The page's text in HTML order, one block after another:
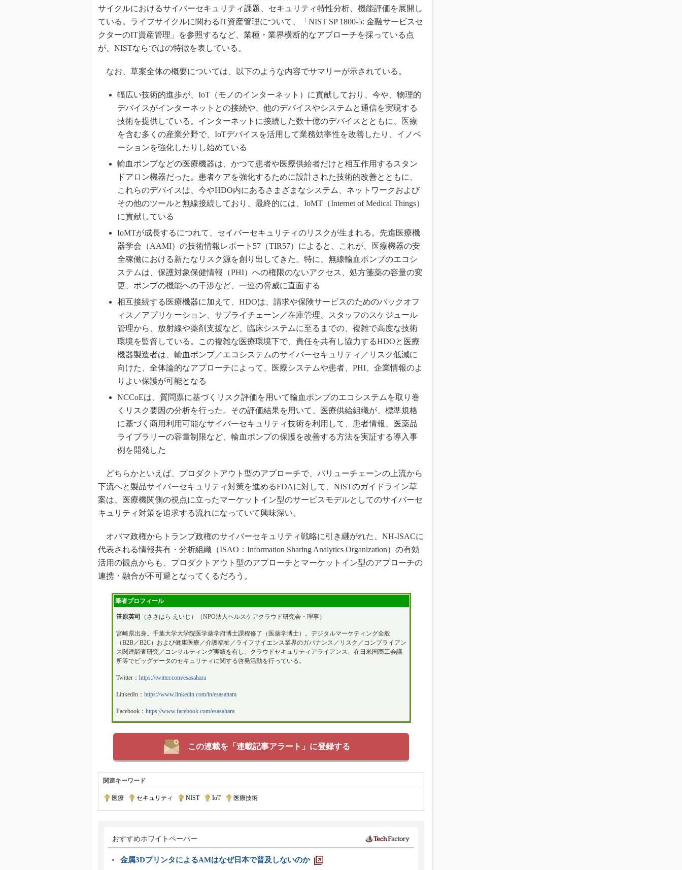
サイクルにおけるサイバーセキュリティ課題、セキュリティ特性分析、機能評価を展開し
ている。ライフサイクルに関わるIT資産管理について、「NIST SP 1800-5: 金融サービスセ
クターのIT資産管理」を参照するなど、業種・業界横断的なアプローチを採っている点
が、NISTならではの特徴を表している。
なお、草案全体の概要については、以下のような内容でサマリーが示されている。
幅広い技術的進歩が、IoT（モノのインターネット）に貢献しており、今や、物理的
デバイスがインターネットとの接続や、他のデバイスやシステムと通信を実現する
技術を提供している。インターネットに接続した数十億のデバイスとともに、医療
を含む多くの産業分野で、IoTデバイスを活用して業務効率性を改善したり、イノベ
ーションを強化したりし始めている
輸血ポンプなどの医療機器は、かつて患者や医療供給者だけと相互作用するスタン
ドアロン機器だった。患者ケアを強化するために設計された技術的改善とともに、
これらのデバイスは、今やHDO内にあるさまざまなシステム、ネットワークおよび
その他のツールと無線接続しており、最終的には、IoMT（Internet of Medical Things）
に貢献している
IoMTが成長するにつれて、セイバーセキュリティのリスクが生まれる。先進医療機
器学会（AAMI）の技術情報レポート57（TIR57）によると、これが、医療機器の安
全稼働における新たなリスク源を創り出してきた。特に、無線輸血ポンプのエコシ
ステムは、保護対象保健情報（PHI）への権限のないアクセス、処方箋薬の容量の変
更、ポンプの機能への干渉など、一連の脅威に直面する
相互接続する医療機器に加えて、HDOは、請求や保険サービスのためのバックオフ
ィス／アプリケーション、サプライチェーン／在庫管理、スタッフのスケジュール
管理から、放射線や薬剤支援など、臨床システムに至るまでの、複雑で高度な技術
環境を監督している。この複雑な医療環境下で、責任を共有し協力するHDOと医療
機器製造者は、輸血ポンプ／エコシステムのサイバーセキュリティ／リスク低減に
向けた、全体論的なアプローチによって、医療システムや患者、PHI、企業情報のよ
りよい保護が可能となる
NCCoEは、質問票に基づくリスク評価を用いて輸血ポンプのエコシステムを取り巻
くリスク要因の分析を行った。その評価結果を用いて、医療供給組織が、標準規格
に基づく商用利用可能なサイバーセキュリティ技術を利用して、患者情報、医薬品
ライブラリーの容量制限など、輸血ポンプの保護を改善する方法を実証する導入事
例を開発した
どちらかといえば、プロダクトアウト型のアプローチで、バリューチェーンの上流から
下流へと製品サイバーセキュリティ対策を進めるFDAに対して、NISTのガイドライン草
案は、医療機関側の視点に立ったマーケットイン型のサービスモデルとしてのサイバーセ
キュリティ対策を追求する流れになっていて興味深い。
オバマ政権からトランプ政権のサイバーセキュリティ戦略に引き継がれた、NH-ISACに
代表される情報共有・分析組織（ISAO：Information Sharing Analytics Organization）の有効
活用の観点からも、プロダクトアウト型のアプローチとマーケットイン型のアプローチの
連携・融合が不可避となってくるだろう。
筆者プロフィール
笹原英司 （ささはら えいじ）（NPO法人ヘルスケアクラウド研究会・理事）
宮崎県出身。千葉大学大学院医学薬学府博士課程修了（医薬学博士）。デジタルマーケティング全般
（B2B／B2C）および健康医療／介護福祉／ライフサイエンス業界のガバナンス／リスク／コンプライアン
ス関連調査研究／コンサルティング実績を有し、クラウドセキュリティアライアンス、在日米国商工会議
所等でビッグデータのセキュリティに関する啓発活動を行っている。
Twitter： https://twitter.com/esasahara
LinkedIn： https://www.linkedin.com/in/esasahara
Facebook： https://www.facebook.com/esasahara
この連載を「連載記事アラート」に登録する
関連キーワード
医療 セキュリティ NIST| IoT| 医療技術
おすすめホワイトペーパー
金属3DプリンタによるAMはなぜ日本で普及しないのか